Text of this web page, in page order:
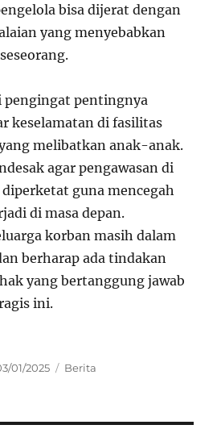
bisa dijerat dengan
yang menyebabkan
pengingat pentingnya
keselamatan di fasilitas
melibatkan anak-anak.
agar pengawasan di
guna mencegah
di masa depan.
korban masih dalam
berharap ada tindakan
yang bertanggung jawab
ini.
01/2025 Categories
Berita